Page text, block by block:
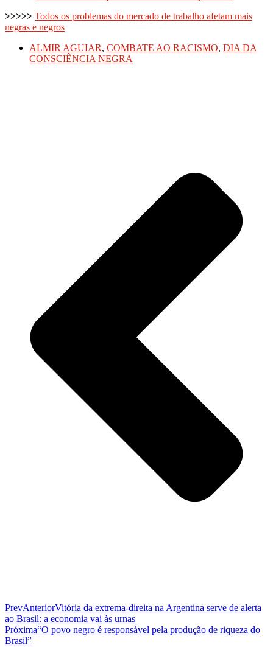
>>>>> Todos os problemas do mercado de trabalho afetam mais
negras e negros
ALMIR AGUIAR, COMBATE AO RACISMO, DIA DA
CONSCIÊNCIA NEGRA
PrevAnteriorVitória da extrema-direita na Argentina serve de alerta
ao Brasil: a economia vai às urnas
Próxima“O povo negro é responsável pela produção de riqueza do
Brasil”